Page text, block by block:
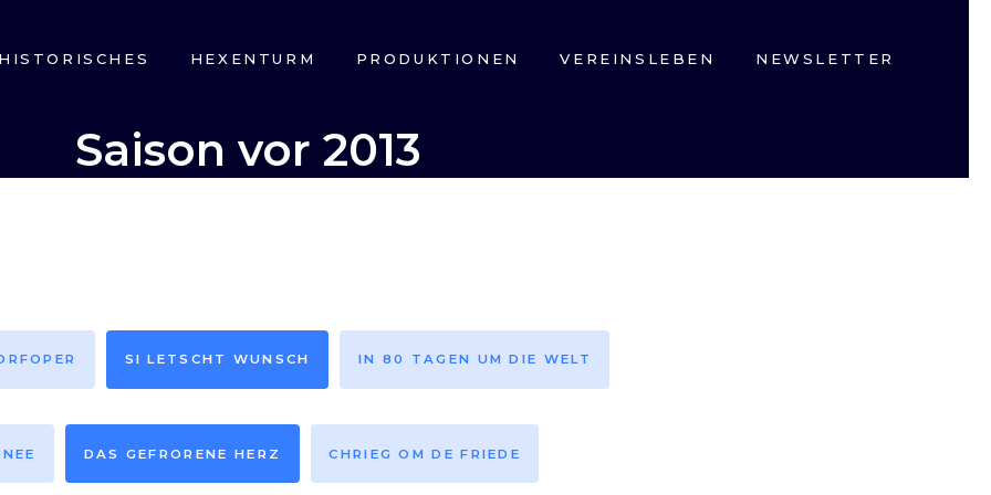
HISTORISCHES HEXENTURM PRODUKTIONEN VEREINSLEBEN NEWSLETTER
Saison vor 2013
SI LETSCHT WUNSCH IN 80 TAGEN UM DIE WELT
DAS GEFRORENE HERZ CHRIEG OM DE FRIEDE